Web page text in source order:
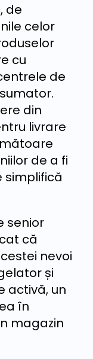
de
celor
cu
de
din
livrare
de a fi
simplifică
senior
că
nevoi
și
activă, un
în
magazin